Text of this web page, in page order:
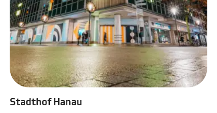
Stadthof Hanau